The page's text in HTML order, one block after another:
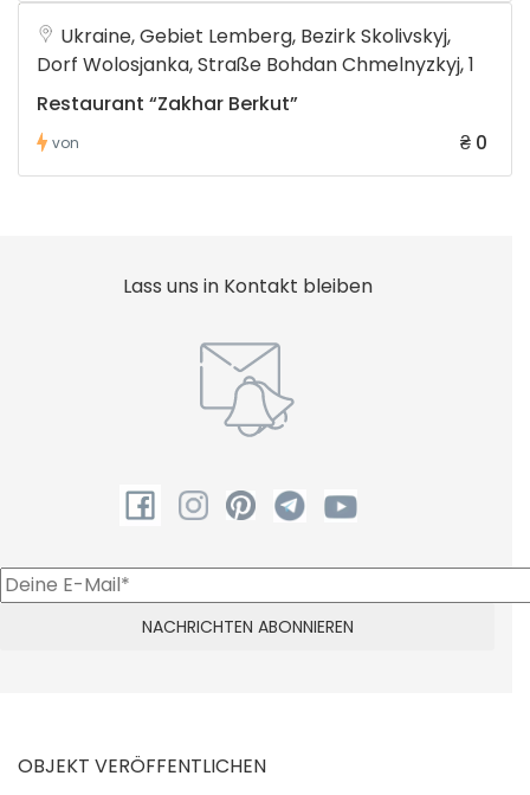
Ukraine, Gebiet Lemberg, Bezirk Skolivskyj,
Dorf Wolosjanka, Straße Bohdan Chmelnyzkyj, 1
Restaurant “Zakhar Berkut”
von ₴ 0
Lass uns in Kontakt bleiben
OBJEKT VERÖFFENTLICHEN